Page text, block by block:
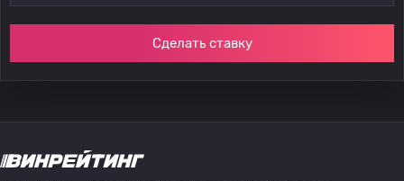
Сделать ставку